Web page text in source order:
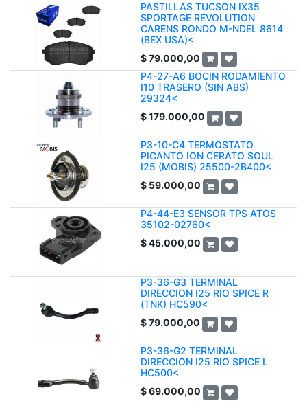
PASTILLAS TUCSON IX35
SPORTAGE REVOLUTION
CARENS RONDO M-NDEL 8614
(BEX USA)<
$79.000,00
P4-27-A6 BOCIN RODAMIENTO
I10 TRASERO (SIN ABS)
29324<
$179.000,00
P3-10-C4 TERMOSTATO
PICANTO ION CERATO SOUL
I25 (MOBIS) 25500-2B400<
$ 59.000,00
P4-44-E3 SENSOR TPS ATOS
35102-02760<
$45.000,00
P3-36-G3 TERMINAL
DIRECCION I25 RIO SPICE R
(TNK) HC590<
$79.000,00
P3-36-G2 TERMINAL
DIRECCION I25 RIO SPICE L
HC500<
$69.000,00